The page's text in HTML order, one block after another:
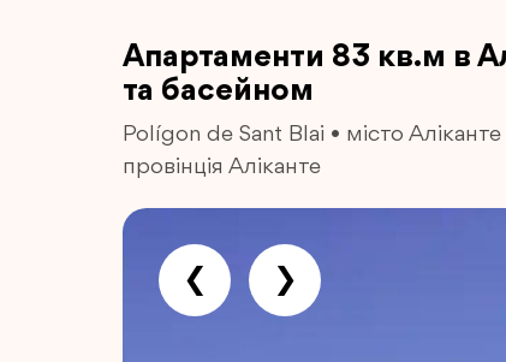
Апартаменти 83 кв.м в
та басейном
Polígon de Sant Blai • місто Аліканте
провінція Аліканте
❮
Previous
❯
Next